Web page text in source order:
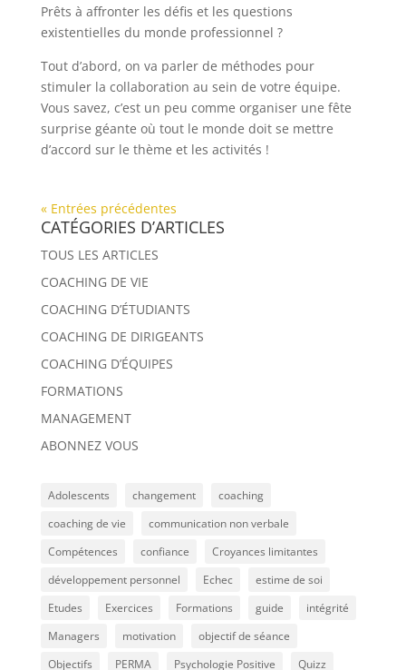
Prêts à affronter les défis et les questions
existentielles du monde professionnel ?
Tout d’abord, on va parler de méthodes pour
stimuler la collaboration au sein de votre équipe.
Vous savez, c’est un peu comme organiser une fête
surprise géante où tout le monde doit se mettre
d’accord sur le thème et les activités !
« Entrées précédentes
CATÉGORIES D’ARTICLES
TOUS LES ARTICLES
COACHING DE VIE
COACHING D’ÉTUDIANTS
COACHING DE DIRIGEANTS
COACHING D’ÉQUIPES
FORMATIONS
MANAGEMENT
ABONNEZ VOUS
Adolescents changement
coaching
coaching de vie
communication non verbale
Compétences
confiance
Croyances limitantes
développement personnel
Echec
estime de soi
Etudes
Exercices Formations guide
intégrité
Managers
motivation
objectif de séance
Objectifs
PERMA Psychologie Positive Quizz